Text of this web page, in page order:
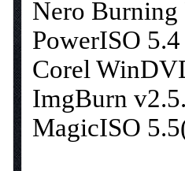
Nero Burning
PowerISO
Corel
ImgBurn
MagicISO